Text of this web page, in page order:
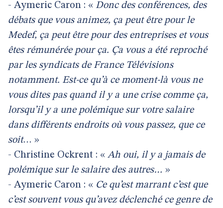
- Aymeric Caron : « Donc des conférences, des
débats que vous animez, ça peut être pour le
Medef, ça peut être pour des entreprises et vous
êtes rémunérée pour ça. Ça vous a été reproché
par les syndicats de France Télévisions
notamment. Est-ce qu’à ce moment-là vous ne
vous dites pas quand il y a une crise comme ça,
lorsqu’il y a une polémique sur votre salaire
dans différents endroits où vous passez, que ce
soit… »
- Christine Ockrent : « Ah oui, il y a jamais de
polémique sur le salaire des autres… »
- Aymeric Caron : « Ce qu’est marrant c’est que
c’est souvent vous qu’avez déclenché ce genre de